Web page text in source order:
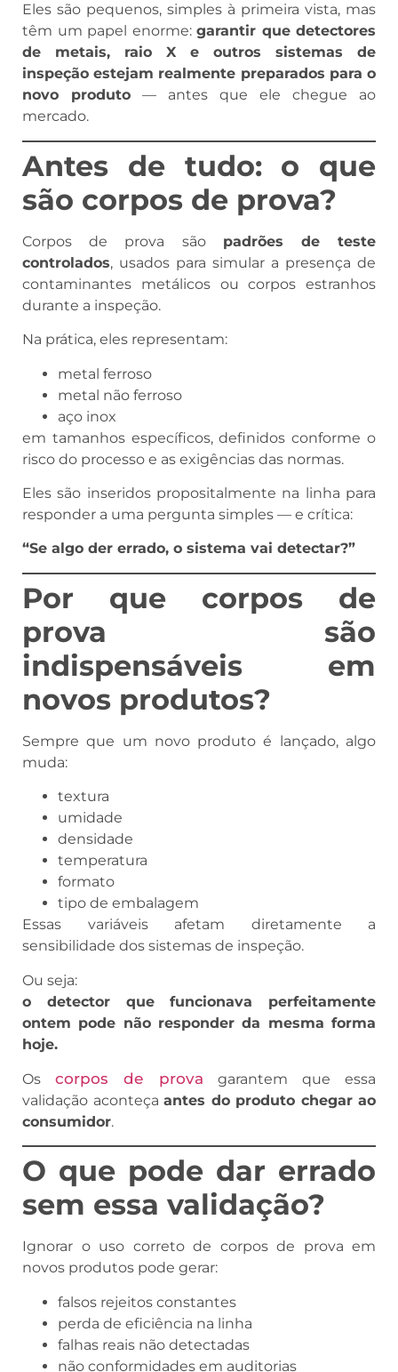
Eles são pequenos, simples à primeira vista, mas
têm um papel enorme: garantir que detectores
de metais, raio X e outros sistemas de
inspeção estejam realmente preparados para o
novo produto — antes que ele chegue ao
mercado.
Antes de tudo: o que
são corpos de prova?
Corpos de prova são padrões de teste
controlados, usados para simular a presença de
contaminantes metálicos ou corpos estranhos
durante a inspeção.
Na prática, eles representam:
metal ferroso
metal não ferroso
aço inox
em tamanhos específicos, definidos conforme o
risco do processo e as exigências das normas.
Eles são inseridos propositalmente na linha para
responder a uma pergunta simples — e crítica:
“Se algo der errado, o sistema vai detectar?”
Por que corpos de
prova são
indispensáveis em
novos produtos?
Sempre que um novo produto é lançado, algo
muda:
textura
umidade
densidade
temperatura
formato
tipo de embalagem
Essas variáveis afetam diretamente a
sensibilidade dos sistemas de inspeção.
Ou seja:
o detector que funcionava perfeitamente
ontem pode não responder da mesma forma
hoje.
Oscorpos de prova garantem que essa
validação aconteça antes do produto chegar ao
consumidor.
O que pode dar errado
sem essa validação?
Ignorar o uso correto de corpos de prova em
novos produtos pode gerar:
falsos rejeitos constantes
perda de eficiência na linha
falhas reais não detectadas
não conformidades em auditorias